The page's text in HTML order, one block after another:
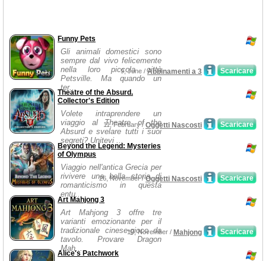
Funny Pets
Gli animali domestici sono
sempre dal vivo felicemente
nella loro piccola città
Petsville. Ma quando un
ter...
Scaricare
9, June /Abbinamenti a 3
Theatre of the Absurd.
Collector's Edition
Volete intraprendere un
viaggio al Theatre of the
Absurd e svelare tutti i suoi
segreti? Unitevi ...
Scaricare
11, February / Oggetti Nascosti
Beyond the Legend: Mysteries
of Olympus
Viaggio nell'antica Grecia per
rivivere una bella storia di
romanticismo in questa
entu...
Scaricare
26, November /Oggetti Nascosti
Art Mahjong 3
Art Mahjong 3 offre tre
varianti emozionante per il
tradizionale cinese-gioco da
tavolo. Provare Dragon
Mah...
Scaricare
19, November / Mahjong
Alice's Patchwork